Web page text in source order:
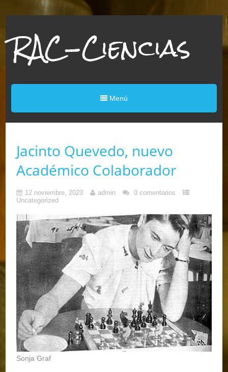
RAC-Ciencias
Menú
Jacinto Quevedo, nuevo
Académico Colaborador
12 noviembre, 2023 admin
0 comentarios
Uncategorized
Sonja Graf